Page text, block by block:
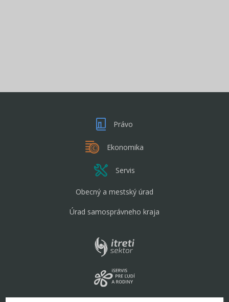
Právo
Ekonomika
Servis
Obecný a mestský úrad
Úrad samosprávneho kraja